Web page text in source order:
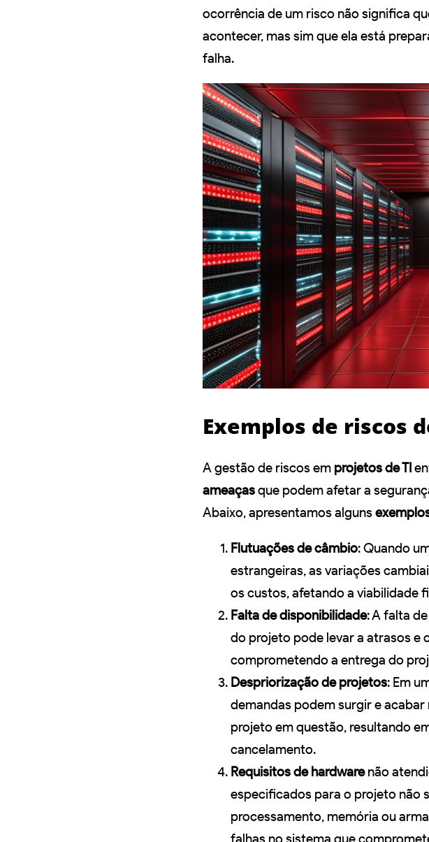
ocorrência de um risco não significa
acontecer, mas sim que ela está
falha.
Exemplos de riscos
A gestão de riscos em projetos de TI
ameaçasque podem afetar a
Abaixo, apresentamos alguns
Flutuações de câmbio: Quando
estrangeiras, as variações
os custos, afetando a viabilidade
Falta de disponibilidade: A falta
do projeto pode levar a atrasos e
comprometendo a entrega do
Despriorização de projetos: Em
demandas podem surgir e
projeto em questão, resultando
cancelamento.
Requisitos de hardwarenão
especificados para o projeto não
processamento, memória ou